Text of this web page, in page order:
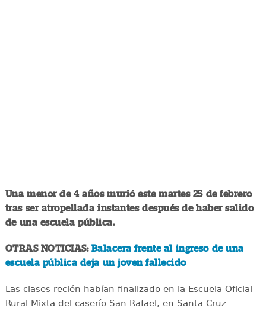
Una menor de 4 años murió este martes 25 de febrero
tras ser atropellada instantes después de haber salido
de una escuela pública.
OTRAS NOTICIAS: Balacera frente al ingreso de una
escuela pública deja un joven fallecido
Las clases recién habían finalizado en la Escuela Oficial
Rural Mixta del caserío San Rafael, en Santa Cruz